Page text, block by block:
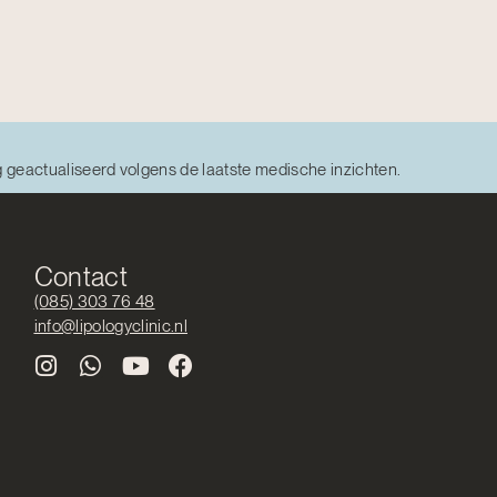
volgens de laatste medische inzichten.
Contact
(085) 303 76 48
info@lipologyclinic.nl